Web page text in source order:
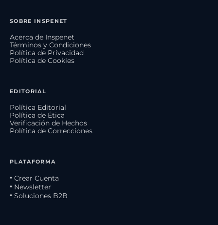
SOBRE INSPENET
Acerca de Inspenet
Términos y Condiciones
Política de Privacidad
Política de Cookies
EDITORIAL
Política Editorial
Política de Ética
Verificación de Hechos
Política de Correcciones
PLATAFORMA
• Crear Cuenta
• Newsletter
• Soluciones B2B